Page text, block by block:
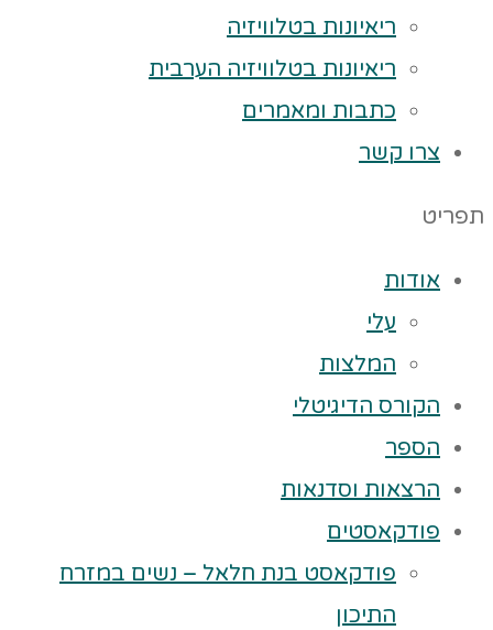
ריאיונות בטלוויזיה
ריאיונות בטלוויזיה הערבית
כתבות ומאמרים
צרו קשר
תפריט
אודות
עלי
המלצות
הקורס הדיגיטלי
הספר
הרצאות וסדנאות
פודקאסטים
פודקאסט בנת חלאל – נשים במזרח
התיכון